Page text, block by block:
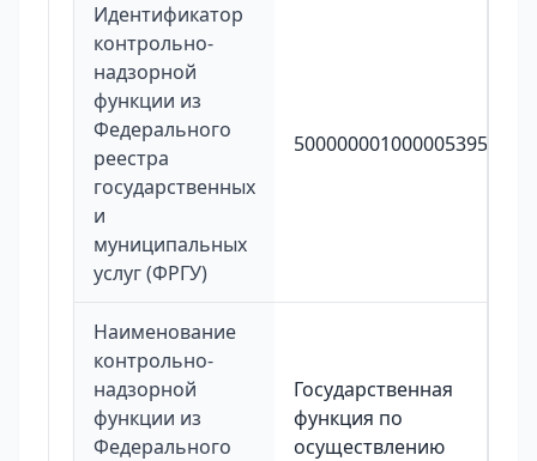
Идентификатор
контрольно-
надзорной
функции из
Федерального
реестра
государственных
и
муниципальных
услуг (ФРГУ)
5000000010000053950
Наименование
контрольно-
надзорной
функции из
Федерального
Государственная
функция по
осуществлению